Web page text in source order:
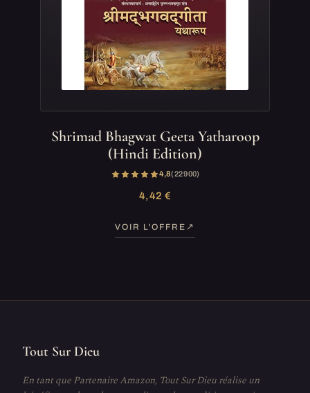
Shrimad Bhagwat Geeta Yatharoop
(Hindi Edition)
4,8(22 900)
4,42 €
VOIR L'OFFRE
Tout Sur Dieu
En tant que Partenaire Amazon, Tout Sur Dieu réalise un